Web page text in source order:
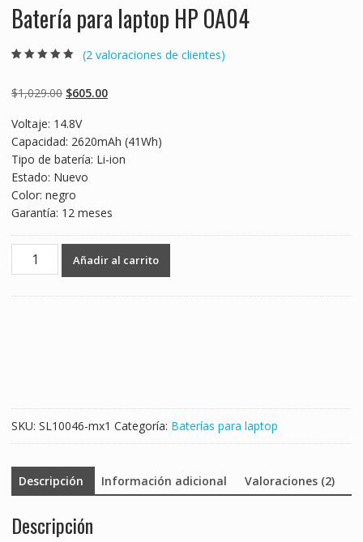
Batería para laptop HP OA04
basado en
puntuaciones
(2 valoraciones de clientes)
$1,029.00 Original
was:
$1,029.00.
$605.00Current
$605.00.
Voltaje: 14.8V
Capacidad: 2620mAh (41Wh)
Tipo de batería: Li-ion
Estado: Nuevo
Color: negro
Garantía: 12 meses
Batería
Añadir al carrito
SKU: SL10046-mx1 Categoría: Baterías para laptop
Descripción Información adicional Valoraciones (2)
Descripción